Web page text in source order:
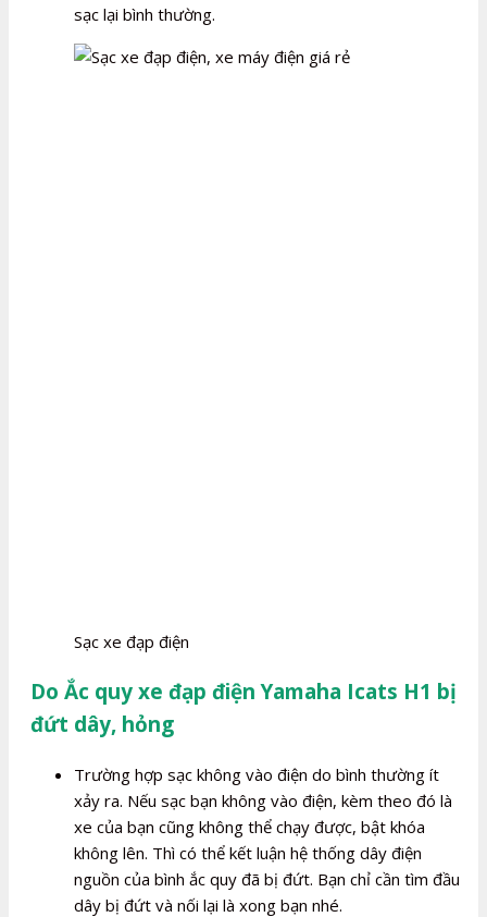
sạc lại bình thường.
Sạc xe đạp điện
Do Ắc quy xe đạp điện Yamaha Icats H1 bị
đứt dây, hỏng
Trường hợp sạc không vào điện do bình thường ít
xảy ra. Nếu sạc bạn không vào điện, kèm theo đó là
xe của bạn cũng không thể chạy được, bật khóa
không lên. Thì có thể kết luận hệ thống dây điện
nguồn của bình ắc quy đã bị đứt. Bạn chỉ cần tìm đầu
dây bị đứt và nối lại là xong bạn nhé.